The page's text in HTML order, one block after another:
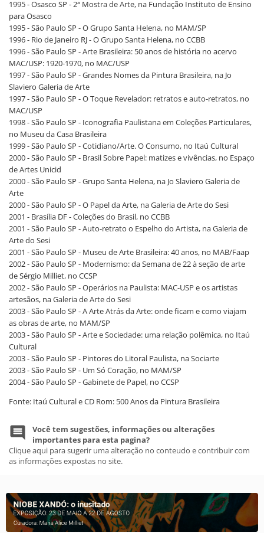
1995 - Osasco SP - 2ª Mostra de Arte, na Fundação Instituto de Ensino
para Osasco
1995 - São Paulo SP - O Grupo Santa Helena, no MAM/SP
1996 - Rio de Janeiro RJ - O Grupo Santa Helena, no CCBB
1996 - São Paulo SP - Arte Brasileira: 50 anos de história no acervo
MAC/USP: 1920-1970, no MAC/USP
1997 - São Paulo SP - Grandes Nomes da Pintura Brasileira, na Jo
Slaviero Galeria de Arte
1997 - São Paulo SP - O Toque Revelador: retratos e auto-retratos, no
MAC/USP
1998 - São Paulo SP - Iconografia Paulistana em Coleções Particulares,
no Museu da Casa Brasileira
1999 - São Paulo SP - Cotidiano/Arte. O Consumo, no Itaú Cultural
2000 - São Paulo SP - Brasil Sobre Papel: matizes e vivências, no Espaço
de Artes Unicid
2000 - São Paulo SP - Grupo Santa Helena, na Jo Slaviero Galeria de
Arte
2000 - São Paulo SP - O Papel da Arte, na Galeria de Arte do Sesi
2001 - Brasília DF - Coleções do Brasil, no CCBB
2001 - São Paulo SP - Auto-retrato o Espelho do Artista, na Galeria de
Arte do Sesi
2001 - São Paulo SP - Museu de Arte Brasileira: 40 anos, no MAB/Faap
2002 - São Paulo SP - Modernismo: da Semana de 22 à seção de arte
de Sérgio Milliet, no CCSP
2002 - São Paulo SP - Operários na Paulista: MAC-USP e os artistas
artesãos, na Galeria de Arte do Sesi
2003 - São Paulo SP - A Arte Atrás da Arte: onde ficam e como viajam
as obras de arte, no MAM/SP
2003 - São Paulo SP - Arte e Sociedade: uma relação polêmica, no Itaú
Cultural
2003 - São Paulo SP - Pintores do Litoral Paulista, na Sociarte
2003 - São Paulo SP - Um Só Coração, no MAM/SP
2004 - São Paulo SP - Gabinete de Papel, no CCSP
Fonte: Itaú Cultural e CD Rom: 500 Anos da Pintura Brasileira
Você tem sugestões, informações ou alterações
importantes para esta pagina?
Clique aqui para sugerir uma alteração no conteudo e contribuir com
as informações expostas no site.